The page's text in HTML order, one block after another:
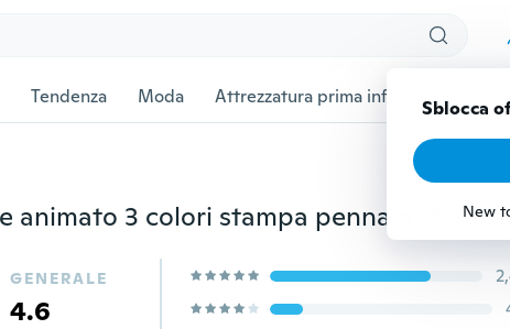
Sblocca
New
Tendenza Moda Attrezzatura prima infanzia
2 pezzi unicorno cartone animato 3 colori stampa penna a sfera a sfera forniture per ufficio scuola articoli di cancelleria regalo
GENERALE
4.6